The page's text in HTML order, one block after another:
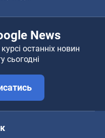
News
останніх новин
сьогодні